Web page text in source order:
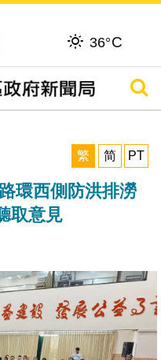
36°C
搜尋
繁
简 PT
環西側防洪排澇
取意見